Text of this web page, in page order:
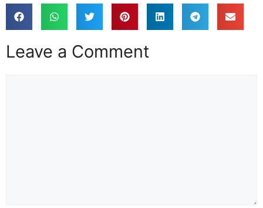
Leave a Comment